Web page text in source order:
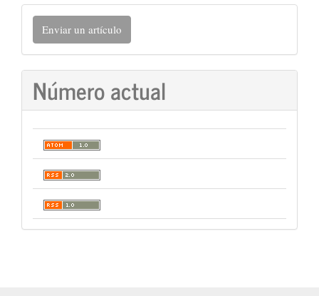
Enviar
un
artículo
Enviar un artículo
Número actual